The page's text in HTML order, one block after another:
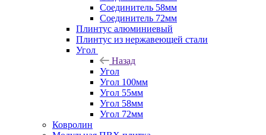
Соединитель 58мм
Соединитель 72мм
Плинтус алюминиевый
Плинтус из нержавеющей стали
Угол
Назад
Угол
Угол 100мм
Угол 55мм
Угол 58мм
Угол 72мм
Ковролин